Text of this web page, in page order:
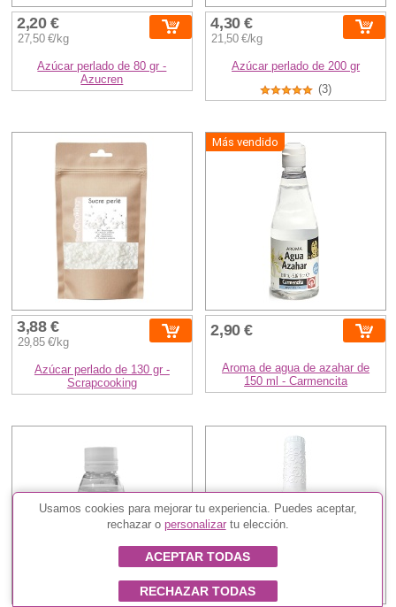
2,20 €
27,50 €/kg
Azúcar perlado de 80 gr -
Azucren
4,30 €
21,50 €/kg
Azúcar perlado de 200 gr
(3)
3,88 €
29,85 €/kg
Azúcar perlado de 130 gr -
Scrapcooking
Más vendido
2,90 €
Aroma de agua de azahar de
150 ml - Carmencita
Usamos cookies para mejorar tu experiencia. Puedes aceptar,
rechazar o personalizar tu elección.
ACEPTAR TODAS
RECHAZAR TODAS